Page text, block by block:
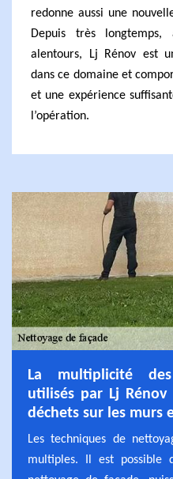
redonne aussi une
Depuis très
alentours, Lj Rénov est
dans ce domaine et
et une expérience
l’opération.
La multiplicité
utilisés par Lj
déchets sur les murs
Les techniques de
multiples. Il est possible